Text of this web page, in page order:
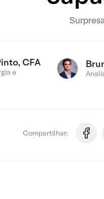
CFA
e
Compartilhar: